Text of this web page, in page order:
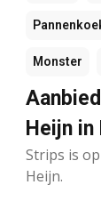
Monster
Heijn in
Strips is
Heijn.